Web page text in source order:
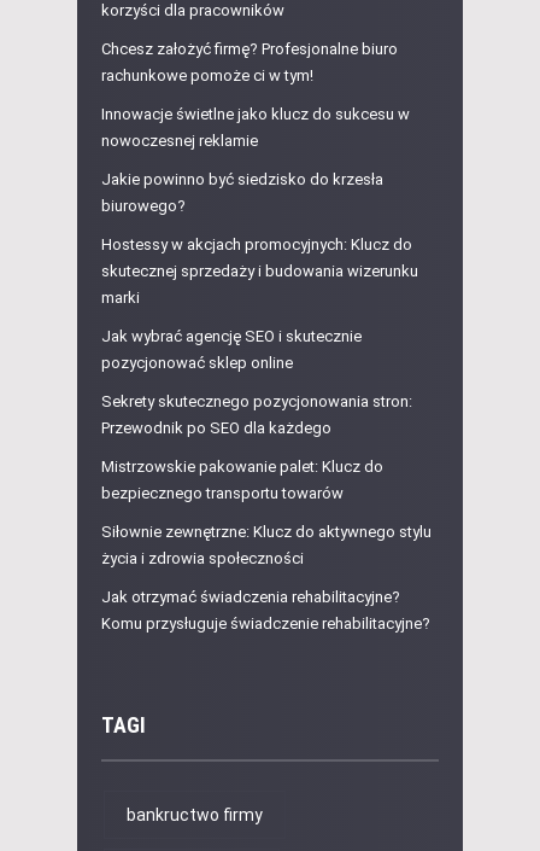
korzyści dla pracowników
Chcesz założyć firmę? Profesjonalne biuro
rachunkowe pomoże ci w tym!
Innowacje świetlne jako klucz do sukcesu w
nowoczesnej reklamie
Jakie powinno być siedzisko do krzesła
biurowego?
Hostessy w akcjach promocyjnych: Klucz do
skutecznej sprzedaży i budowania wizerunku
marki
Jak wybrać agencję SEO i skutecznie
pozycjonować sklep online
Sekrety skutecznego pozycjonowania stron:
Przewodnik po SEO dla każdego
Mistrzowskie pakowanie palet: Klucz do
bezpiecznego transportu towarów
Siłownie zewnętrzne: Klucz do aktywnego stylu
życia i zdrowia społeczności
Jak otrzymać świadczenia rehabilitacyjne?
Komu przysługuje świadczenie rehabilitacyjne?
TAGI
bankructwo firmy